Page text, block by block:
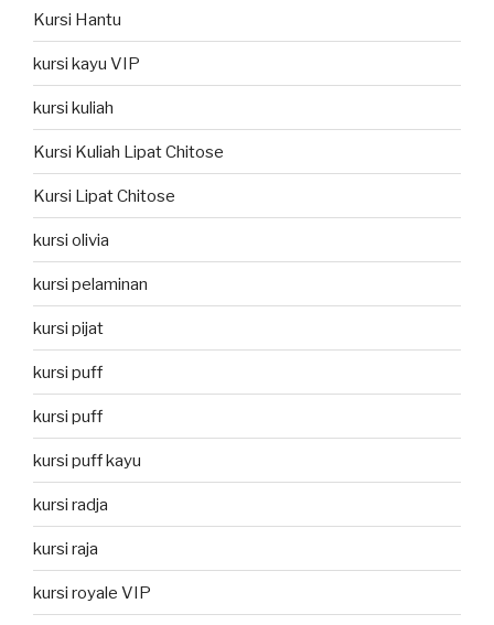
Kursi Hantu
kursi kayu VIP
kursi kuliah
Kursi Kuliah Lipat Chitose
Kursi Lipat Chitose
kursi olivia
kursi pelaminan
kursi pijat
kursi puff
kursi puff
kursi puff kayu
kursi radja
kursi raja
kursi royale VIP